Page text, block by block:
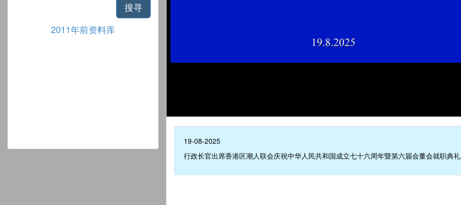
搜寻
2011年前资料库
19-08-2025
行政长官出席香港区潮人联会庆祝中华人民共和国成立七十六周年暨第六届会董会就职典礼